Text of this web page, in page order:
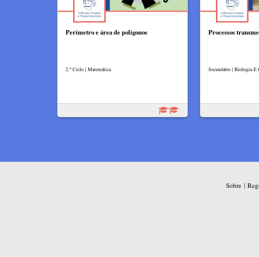
Perímetro e área de polígonos
2.º Ciclo | Matemática
Processos
Secundário | Biologia E
Sobre |